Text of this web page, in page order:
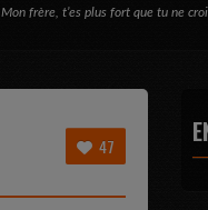
Mon frère, t’es plus fort que tu ne
Pour ma meilleure amie : merci d’être
47